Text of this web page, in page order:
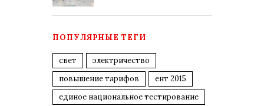
ПОПУЛЯРНЫЕ ТЕГИ
свет
электричество
повышение тарифов
ент 2015
единое национальное тестирование